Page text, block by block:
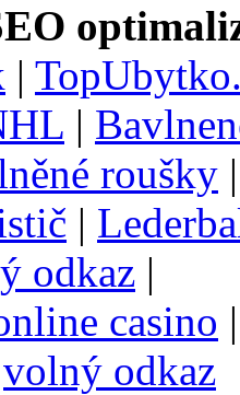
|
|
roušky
|
odkaz |
casino
volný odkaz